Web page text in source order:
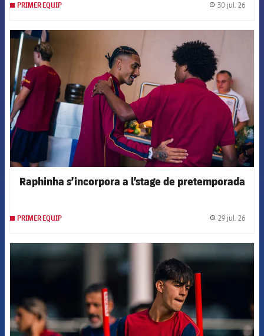
PRIMER EQUIP 30 jul. 26
Raphinha s’incorpora a l’stage de pretemporada
PRIMER EQUIP 29 jul. 26